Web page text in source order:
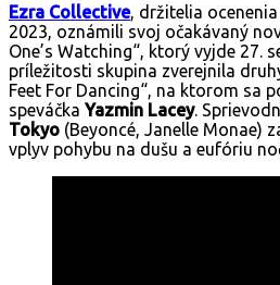
Ezra Collective, držitelia ocenenia
2023, oznámili svoj očakávaný
One’s Watching“, ktorý vyjde 27.
príležitosti skupina zverejnila
Feet For Dancing“, na ktorom sa
speváčka Yazmin Lacey.
Tokyo (Beyoncé, Janelle Monae)
vplyv pohybu na dušu a eufóriu